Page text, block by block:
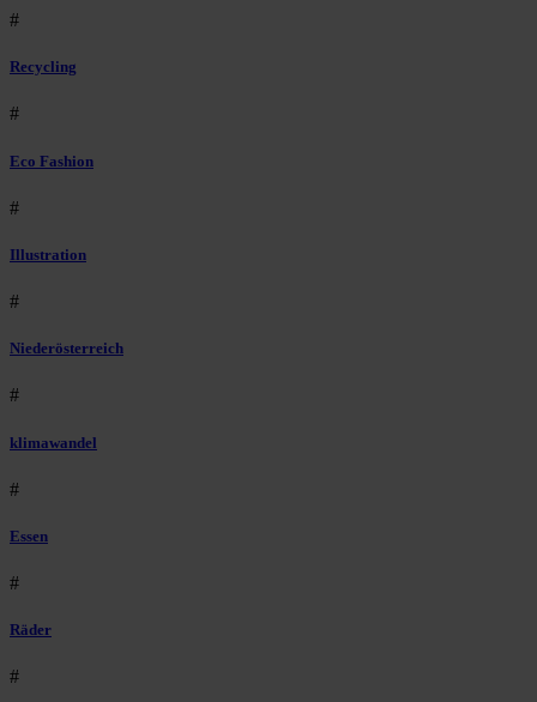
#
Recycling
#
Eco Fashion
#
Illustration
#
Niederösterreich
#
klimawandel
#
Essen
#
Räder
#